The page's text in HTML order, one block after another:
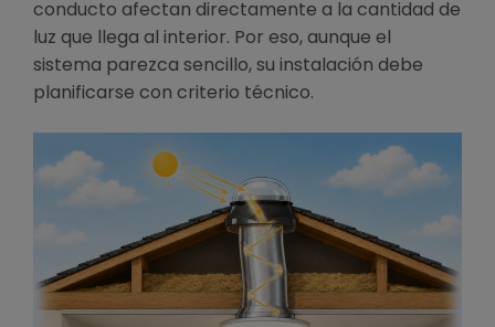
conducto afectan directamente a la cantidad de
luz que llega al interior. Por eso, aunque el
sistema parezca sencillo, su instalación debe
planificarse con criterio técnico.